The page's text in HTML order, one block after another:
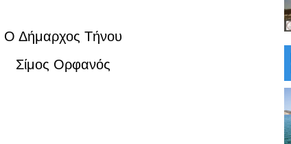
Ο Δήμαρχος Τήνου
Σίμος Ορφανός